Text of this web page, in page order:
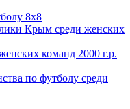
8х8
Крым среди женских
команд 2000 г.р.
по футболу среди